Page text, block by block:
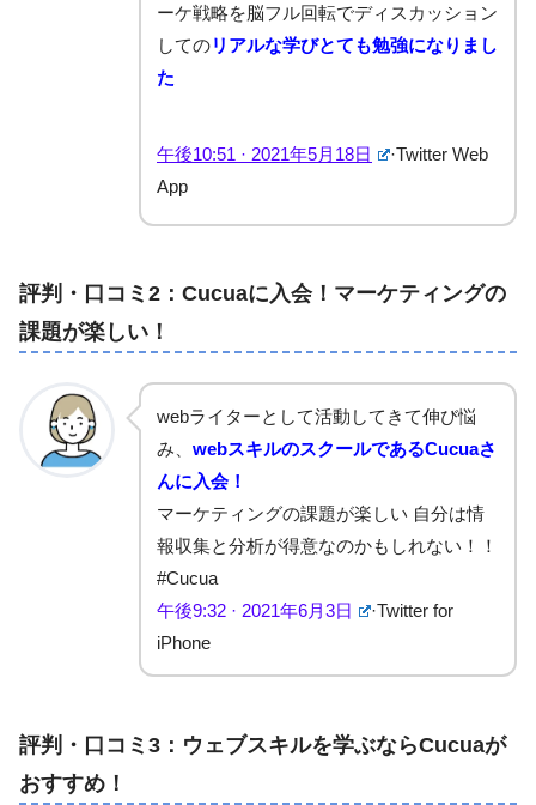
ーケ戦略を脳フル回転でディスカッション
してのリアルな学びとても勉強になりまし
た
午後10:51 · 2021年5月18日 ·Twitter Web
App
評判・口コミ2：Cucuaに入会！マーケティングの
課題が楽しい！
webライターとして活動してきて伸び悩
み、 webスキルのスクールであるCucuaさ
んに入会！
マーケティングの課題が楽しい 自分は情
報収集と分析が得意なのかもしれない！！
#Cucua
午後9:32 · 2021年6月3日
·Twitter for
iPhone
評判・口コミ3：ウェブスキルを学ぶならCucuaが
おすすめ！